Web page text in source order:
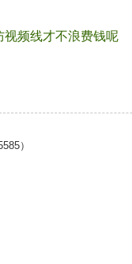
视频线才不浪费钱呢
）